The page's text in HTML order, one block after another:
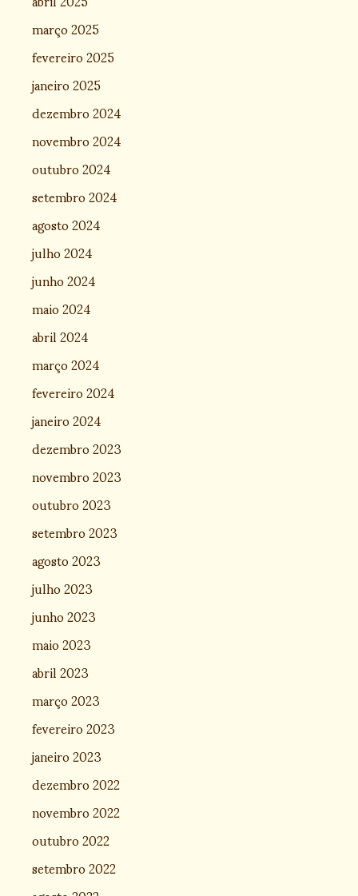
março 2025
fevereiro 2025
janeiro 2025
dezembro 2024
novembro 2024
outubro 2024
setembro 2024
agosto 2024
julho 2024
junho 2024
maio 2024
abril 2024
março 2024
fevereiro 2024
janeiro 2024
dezembro 2023
novembro 2023
outubro 2023
setembro 2023
agosto 2023
julho 2023
junho 2023
maio 2023
abril 2023
março 2023
fevereiro 2023
janeiro 2023
dezembro 2022
novembro 2022
outubro 2022
setembro 2022